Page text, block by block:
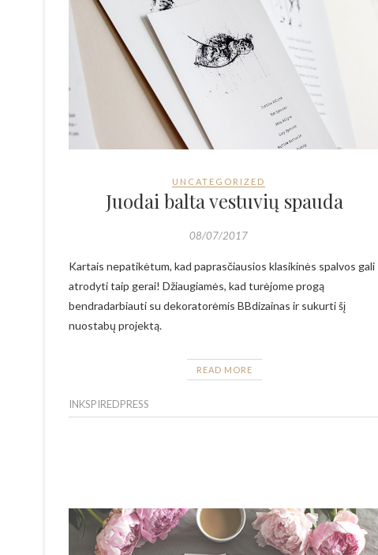
UNCATEGORIZED
Juodai balta vestuvių spauda
08/07/2017
Kartais nepatikėtum, kad paprasčiausios klasikinės spalvos gali
atrodyti taip gerai! Džiaugiamės, kad turėjome progą
bendradarbiauti su dekoratorėmis BBdizainas ir sukurti šį
nuostabų projektą.
READ MORE
INKSPIREDPRESS